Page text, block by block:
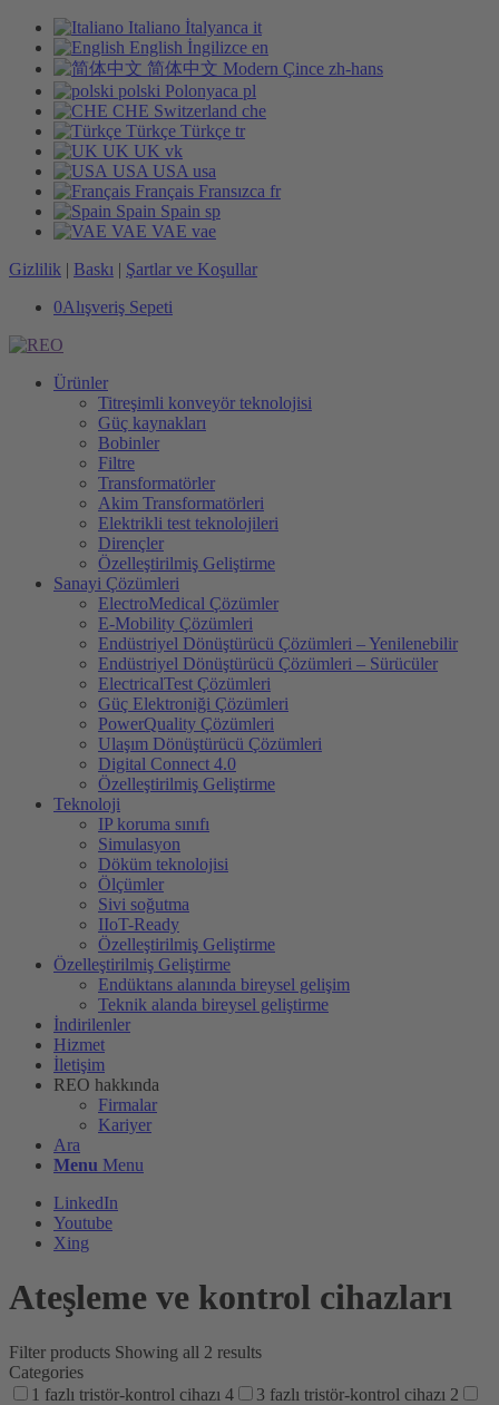
Italiano İtalyanca it
English İngilizce en
简体中文 Modern Çince zh-hans
polski Polonyaca pl
CHE Switzerland che
Türkçe Türkçe tr
UK UK vk
USA USA usa
Français Fransızca fr
Spain Spain sp
VAE VAE vae
Gizlilik | Baskı | Şartlar ve Koşullar
0Alışveriş Sepeti
Ürünler
Titreşimli konveyör teknolojisi
Güç kaynakları
Bobinler
Filtre
Transformatörler
Akim Transformatörleri
Elektrikli test teknolojileri
Dirençler
Özelleştirilmiş Geliştirme
Sanayi Çözümleri
ElectroMedical Çözümler
E-Mobility Çözümleri
Endüstriyel Dönüştürücü Çözümleri – Yenilenebilir
Endüstriyel Dönüştürücü Çözümleri – Sürücüler
ElectricalTest Çözümleri
Güç Elektroniği Çözümleri
PowerQuality Çözümleri
Ulaşım Dönüştürücü Çözümleri
Digital Connect 4.0
Özelleştirilmiş Geliştirme
Teknoloji
IP koruma sınıfı
Simulasyon
Döküm teknolojisi
Ölçümler
Sivi soğutma
IIoT-Ready
Özelleştirilmiş Geliştirme
Özelleştirilmiş Geliştirme
Endüktans alanında bireysel gelişim
Teknik alanda bireysel geliştirme
İndirilenler
Hizmet
İletişim
REO hakkında
Firmalar
Kariyer
Ara
Menu Menu
LinkedIn
Youtube
Xing
Ateşleme ve kontrol cihazları
Filter products Showing all 2 results
Categories
1 fazlı tristör-kontrol cihazı 4 3 fazlı tristör-kontrol cihazı 2